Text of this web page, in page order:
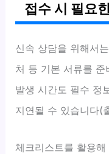
접수 시 필요
신속 상담을 위해서
처 등 기본 서류를
발생 시간도 필수 정
지연될 수 있습니다(
체크리스트를 활용